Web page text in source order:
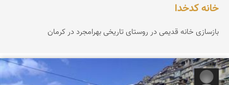
خانه کدخدا
بازسازی خانه قدیمی در روستای تاریخی بهرامجرد در کرمان
آرام آرمانه